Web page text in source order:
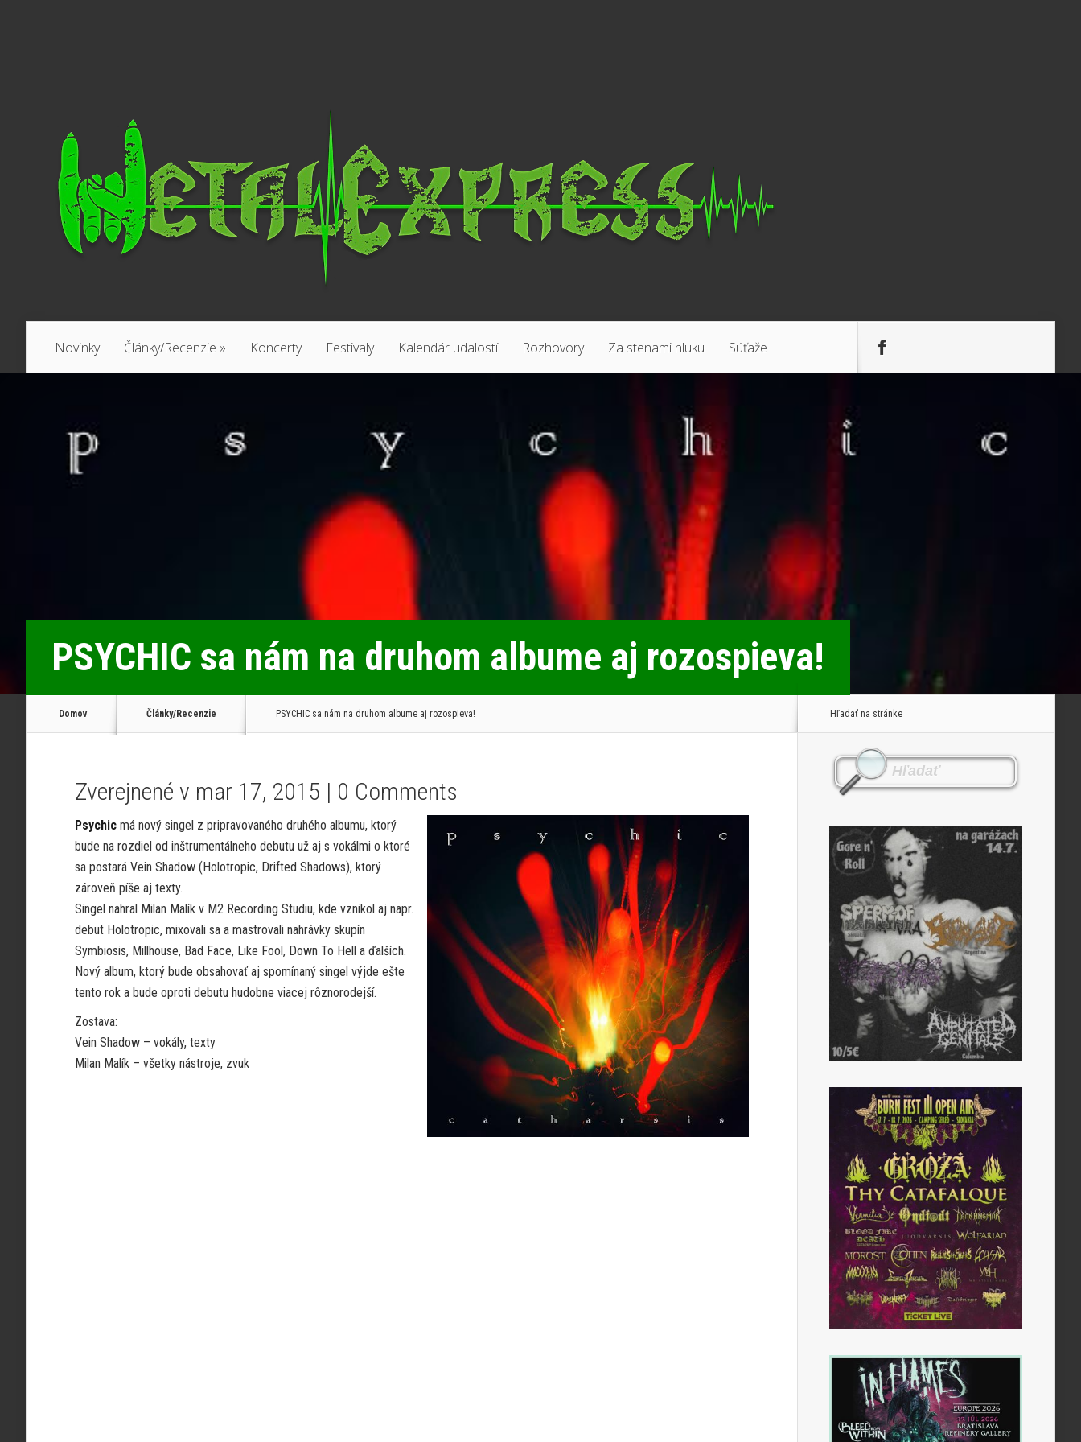
Novinky Články/Recenzie » Koncerty Festivaly Kalendár udalostí Rozhovory Za stenami hluku Súťaže
PSYCHIC sa nám na druhom albume aj rozospieva!
Domov Články/Recenzie PSYCHIC sa nám na druhom albume aj rozospieva!
Zverejnené v mar 17, 2015 | 0 Comments
Psychic má nový singel z pripravovaného druhého albumu, ktorý
bude na rozdiel od inštrumentálneho debutu už aj s vokálmi o ktoré
sa postará Vein Shadow (Holotropic, Drifted Shadows), ktorý
zároveň píše aj texty.
Singel nahral Milan Malík v M2 Recording Studiu, kde vznikol aj napr.
debut Holotropic, mixovali sa a mastrovali nahrávky skupín
Symbiosis, Millhouse, Bad Face, Like Fool, Down To Hell a ďalších.
Nový album, ktorý bude obsahovať aj spomínaný singel výjde ešte
tento rok a bude oproti debutu hudobne viacej rôznorodejší.
Zostava:
Vein Shadow – vokály, texty
Milan Malík – všetky nástroje, zvuk
Hľadať na stránke